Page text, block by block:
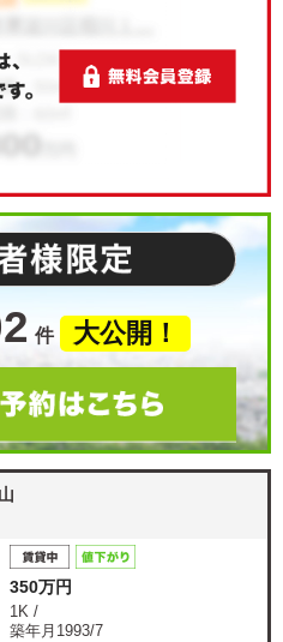
件 大公開！
350万円
1K /
築年月1993/7